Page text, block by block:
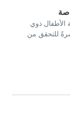
ذوي
للتحقق من